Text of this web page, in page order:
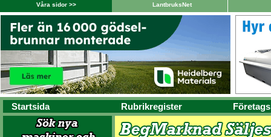
Våra sidor >> LantbruksNet
Startsida Rubrikregister